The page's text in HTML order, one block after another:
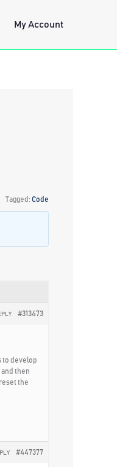
My Account
Tagged: Code
#313473
to develop
then
the
#447377